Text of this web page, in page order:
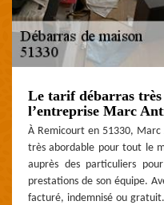
Le tarif débarras très
l’entreprise Marc
À Remicourt en 51330,
très abordable pour tout le
auprès des particuliers
prestations de son équipe.
facturé, indemnisé ou